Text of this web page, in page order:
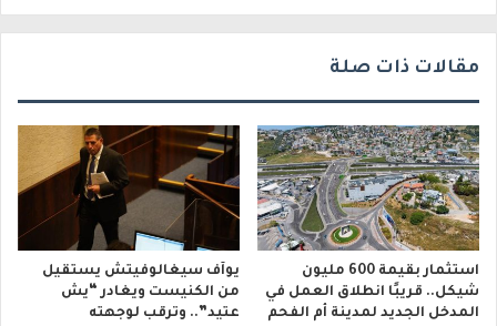
مقالات ذات صلة
استثمار بقيمة 600 مليون
شيكل.. قريبًا انطلاق العمل في
المدخل الجديد لمدينة أم الفحم
يوآف سيغالوفيتش يستقيل
من الكنيست ويغادر “يش
عتيد”.. وترقب لوجهته